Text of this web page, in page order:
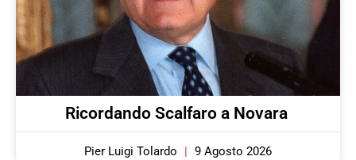
Ricordando Scalfaro a Novara
Pier Luigi Tolardo 9 Agosto 2026